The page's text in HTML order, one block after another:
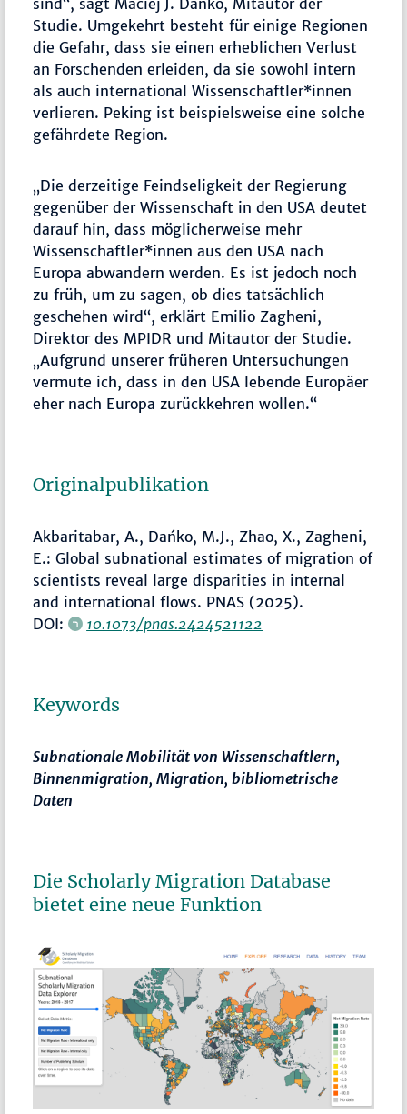
sind“, sagt Maciej J. Dańko, Mitautor der
Studie. Umgekehrt besteht für einige Regionen
die Gefahr, dass sie einen erheblichen Verlust
an Forschenden erleiden, da sie sowohl intern
als auch international Wissenschaftler*innen
verlieren. Peking ist beispielsweise eine solche
gefährdete Region.
„Die derzeitige Feindseligkeit der Regierung
gegenüber der Wissenschaft in den USA deutet
darauf hin, dass möglicherweise mehr
Wissenschaftler*innen aus den USA nach
Europa abwandern werden. Es ist jedoch noch
zu früh, um zu sagen, ob dies tatsächlich
geschehen wird“, erklärt Emilio Zagheni,
Direktor des MPIDR und Mitautor der Studie.
„Aufgrund unserer früheren Untersuchungen
vermute ich, dass in den USA lebende Europäer
eher nach Europa zurückkehren wollen.“
Originalpublikation
Akbaritabar, A., Dańko, M.J., Zhao, X., Zagheni,
E.: Global subnational estimates of migration of
scientists reveal large disparities in internal
and international flows. PNAS (2025).
DOI:
10.1073/pnas.2424521122
Keywords
Subnationale Mobilität von Wissenschaftlern,
Binnenmigration, Migration, bibliometrische
Daten
Die Scholarly Migration Database
bietet eine neue Funktion